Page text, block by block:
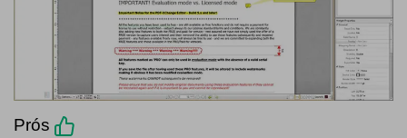
Prós